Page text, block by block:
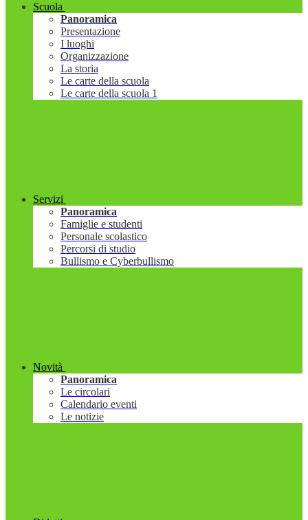
Scuola
Panoramica
Presentazione
I luoghi
Organizzazione
La storia
Le carte della scuola
Le carte della scuola 1
Servizi
Panoramica
Famiglie e studenti
Personale scolastico
Percorsi di studio
Bullismo e Cyberbullismo
Novità
Panoramica
Le circolari
Calendario eventi
Le notizie